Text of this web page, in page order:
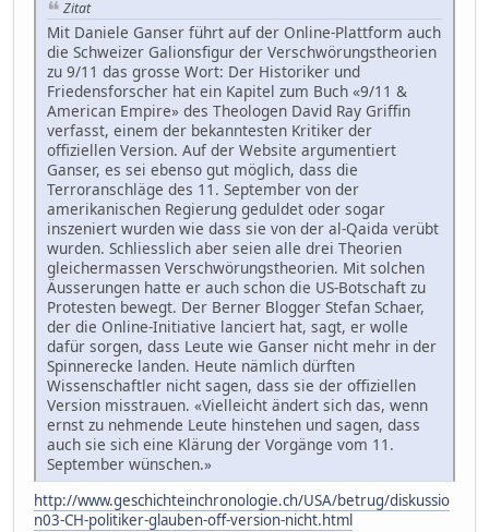
Zitat
Mit Daniele Ganser führt auf der Online-Plattform auch
die Schweizer Galionsfigur der Verschwörungstheorien
zu 9/11 das grosse Wort: Der Historiker und
Friedensforscher hat ein Kapitel zum Buch «9/11 &
American Empire» des Theologen David Ray Griffin
verfasst, einem der bekanntesten Kritiker der
offiziellen Version. Auf der Website argumentiert
Ganser, es sei ebenso gut möglich, dass die
Terroranschläge des 11. September von der
amerikanischen Regierung geduldet oder sogar
inszeniert wurden wie dass sie von der al-Qaida verübt
wurden. Schliesslich aber seien alle drei Theorien
gleichermassen Verschwörungstheorien. Mit solchen
Äusserungen hatte er auch schon die US-Botschaft zu
Protesten bewegt. Der Berner Blogger Stefan Schaer,
der die Online-Initiative lanciert hat, sagt, er wolle
dafür sorgen, dass Leute wie Ganser nicht mehr in der
Spinnerecke landen. Heute nämlich dürften
Wissenschaftler nicht sagen, dass sie der offiziellen
Version misstrauen. «Vielleicht ändert sich das, wenn
ernst zu nehmende Leute hinstehen und sagen, dass
auch sie sich eine Klärung der Vorgänge vom 11.
September wünschen.»
http://www.geschichteinchronologie.ch/USA/betrug/diskussio
n03-CH-politiker-glauben-off-version-nicht.html